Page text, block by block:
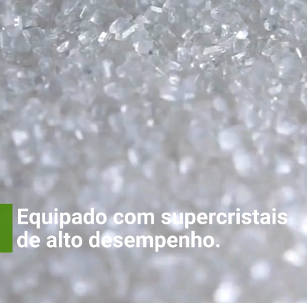
Equipado com
supercristais de
alto
desempenho.